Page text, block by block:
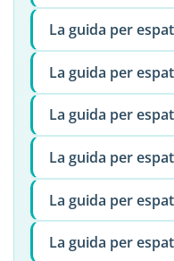
La guida per
La guida per
La guida per
La guida per
La guida per
La guida per